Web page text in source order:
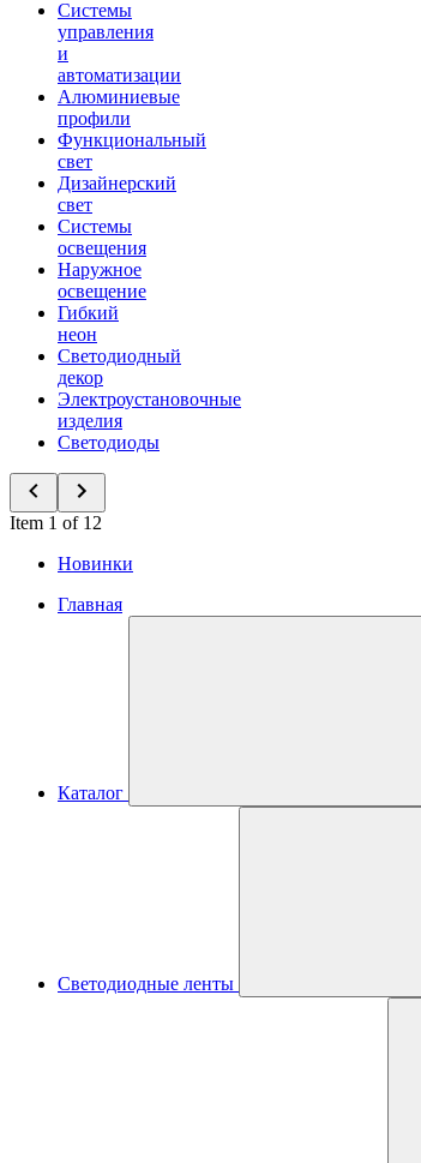
Системы
управления
и
автоматизации
Алюминиевые
профили
Функциональный
свет
Дизайнерский
свет
Системы
освещения
Наружное
освещение
Гибкий
неон
Светодиодный
декор
Электроустановочные
изделия
Светодиоды
Item 1 of 12
Новинки
Главная
Каталог
Светодиодные ленты